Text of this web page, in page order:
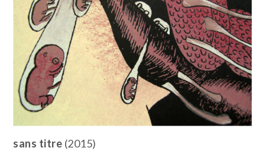
sans titre (2015)